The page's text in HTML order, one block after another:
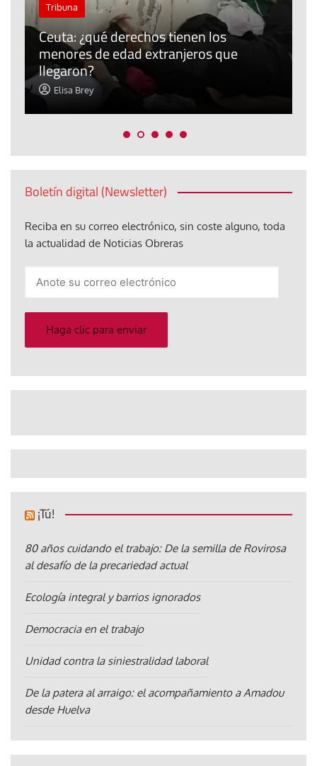
Tribuna
Ceuta: ¿qué derechos tienen los
menores de edad extranjeros que
llegaron?
Elisa Brey
Boletín digital (Newsletter)
Reciba en su correo electrónico, sin coste alguno, toda
la actualidad de Noticias Obreras
electrónico
Haga clic para enviar
¡Tú!
80 años cuidando el trabajo: De la semilla de Rovirosa
al desafío de la precariedad actual
Ecología integral y barrios ignorados
Democracia en el trabajo
Unidad contra la siniestralidad laboral
De la patera al arraigo: el acompañamiento a Amadou
desde Huelva